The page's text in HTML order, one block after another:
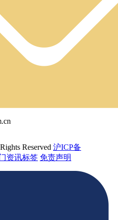
Reserved 沪ICP备
资讯标签 免责声明